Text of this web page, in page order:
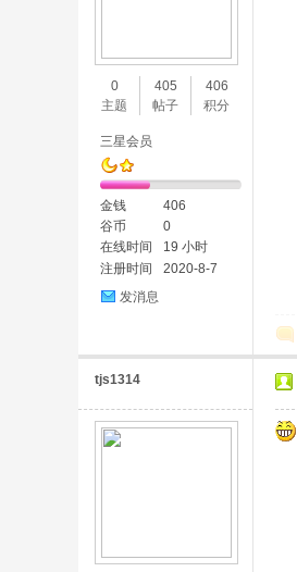
0
主题
405
帖子
406
积分
三星会员
金钱
406
谷币
0
在线时间
19 小时
注册时间
2020-8-7
发消息
tjs1314